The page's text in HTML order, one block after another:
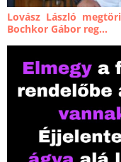
Lovász László
Bochkor Gábor reg...